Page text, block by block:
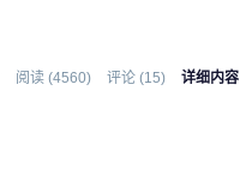
阅读 (4560) 评论 (15) 详细内容